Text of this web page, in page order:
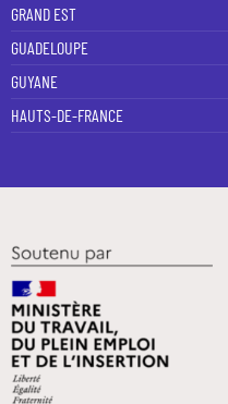
GRAND EST
GUADELOUPE
GUYANE
HAUTS-DE-FRANCE